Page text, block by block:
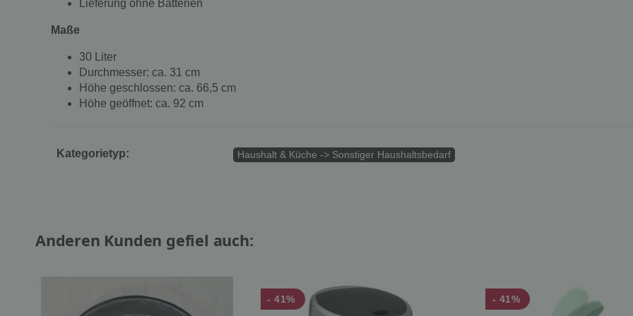
Lieferung ohne Batterien
Maße
30 Liter
Durchmesser: ca. 31 cm
Höhe geschlossen: ca. 66,5 cm
Höhe geöffnet: ca. 92 cm
Kategorietyp: Haushalt & Küche -> Sonstiger Haushaltsbedarf
Anderen Kunden gefiel auch:
- 41% - 41%